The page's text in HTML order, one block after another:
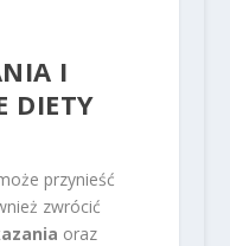
I
DIETY
przynieść
zwrócić
oraz